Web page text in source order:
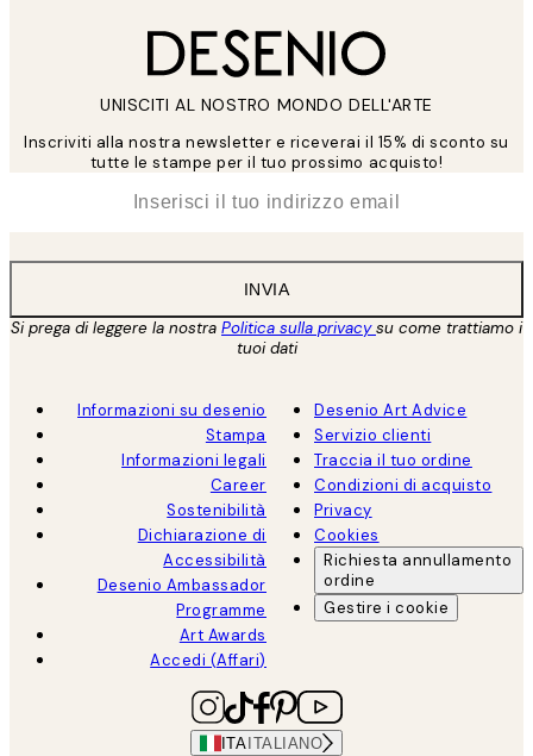
UNISCITI AL NOSTRO MONDO DELL'ARTE
Inscriviti alla nostra newsletter e riceverai il 15% di sconto su
tutte le stampe per il tuo prossimo acquisto!
INVIA
Si prega di leggere la nostra Politica sulla privacysu come trattiamo i
tuoi dati
Informazioni su desenio
Stampa
Informazioni legali
Career
Sostenibilità
Dichiarazione di
Accessibilità
Desenio Ambassador
Programme
Art Awards
Accedi (Affari)
Desenio Art Advice
Servizio clienti
Traccia il tuo ordine
Condizioni di acquisto
Privacy
Cookies
Richiesta annullamento
ordine
Gestire i cookie
ITA ITALIANO